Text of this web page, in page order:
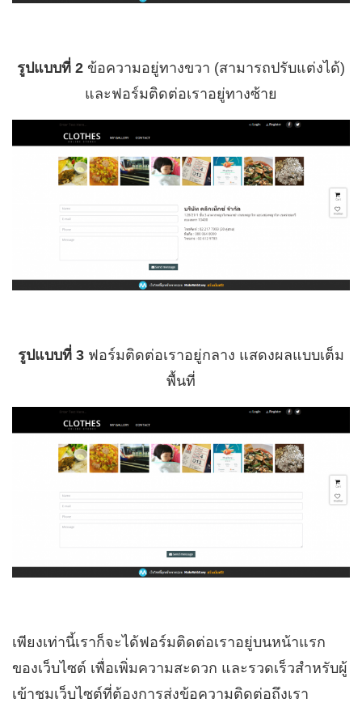
รูปแบบที่ 2 ข้อความอยู่ทางขวา (สามารถปรับแต่งได้)
และฟอร์มติดต่อเราอยู่ทางซ้าย
รูปแบบที่ 3 ฟอร์มติดต่อเราอยู่กลาง แสดงผลแบบเต็ม
พื้นที่
เพียงเท่านี้เราก็จะได้ฟอร์มติดต่อเราอยู่บนหน้าแรก
ของเว็บไซต์ เพื่อเพิ่มความสะดวก และรวดเร็วสำหรับผู้
เข้าชมเว็บไซต์ที่ต้องการส่งข้อความติดต่อถึงเรา